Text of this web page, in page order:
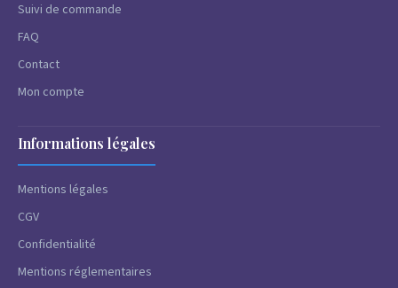
Suivi de commande
FAQ
Contact
Mon compte
Informations légales
Mentions légales
CGV
Confidentialité
Mentions réglementaires